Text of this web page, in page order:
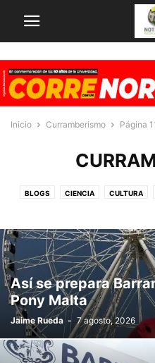
Inicio Curramberismo Página
BLOGS CIENCIA CULTURA
FINANZAS
OBRAS EN MARCHA OTROS
Así se prepara
Pony Malta
Jaime Rueda - 7 agosto, 2026